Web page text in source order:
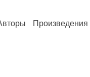
Произведения